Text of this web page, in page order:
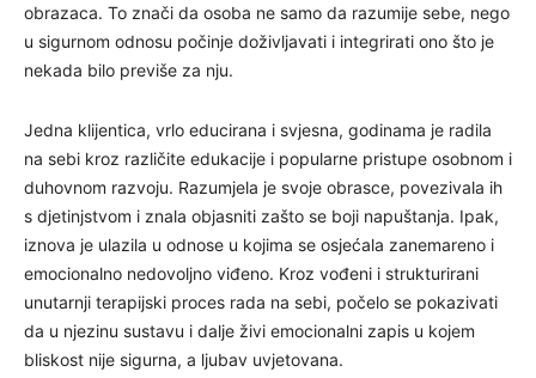
obrazaca. To znači da osoba ne samo da razumije sebe, nego
u sigurnom odnosu počinje doživljavati i integrirati ono što je
nekada bilo previše za nju.
Jedna klijentica, vrlo educirana i svjesna, godinama je radila
na sebi kroz različite edukacije i popularne pristupe osobnom i
duhovnom razvoju. Razumjela je svoje obrasce, povezivala ih
s djetinjstvom i znala objasniti zašto se boji napuštanja. Ipak,
iznova je ulazila u odnose u kojima se osjećala zanemareno i
emocionalno nedovoljno viđeno. Kroz vođeni i strukturirani
unutarnji terapijski proces rada na sebi, počelo se pokazivati
da u njezinu sustavu i dalje živi emocionalni zapis u kojem
bliskost nije sigurna, a ljubav uvjetovana.